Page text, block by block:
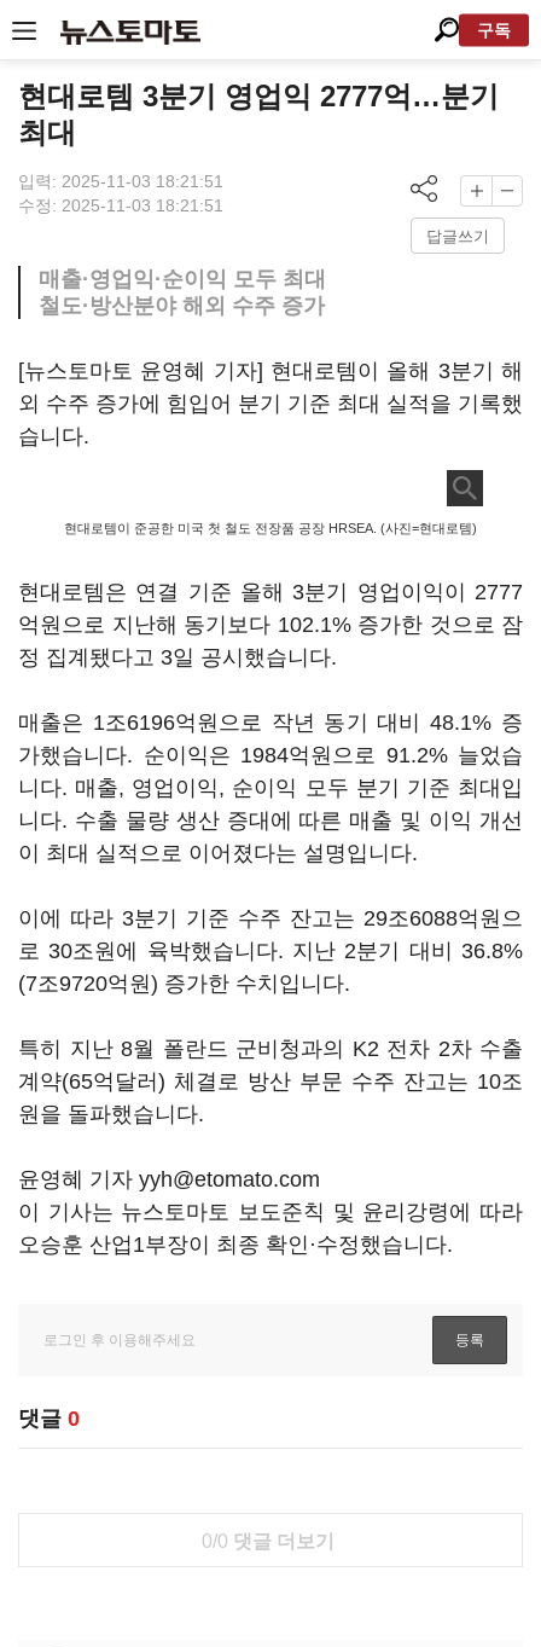
구독
현대로템 3분기 영업익 2777억…분기
최대
입력: 2025-11-03 18:21:51
수정: 2025-11-03 18:21:51
답글쓰기
매출·영업익·순이익 모두 최대
철도·방산분야 해외 수주 증가
[뉴스토마토 윤영혜 기자] 현대로템이 올해 3분기 해
외 수주 증가에 힘입어 분기 기준 최대 실적을 기록했
습니다.
현대로템이 준공한 미국 첫 철도 전장품 공장 HRSEA. (사진=현대로템)
현대로템은 연결 기준 올해 3분기 영업이익이 2777
억원으로 지난해 동기보다 102.1% 증가한 것으로 잠
정 집계됐다고 3일 공시했습니다.
매출은 1조6196억원으로 작년 동기 대비 48.1% 증
가했습니다. 순이익은 1984억원으로 91.2% 늘었습
니다. 매출, 영업이익, 순이익 모두 분기 기준 최대입
니다. 수출 물량 생산 증대에 따른 매출 및 이익 개선
이 최대 실적으로 이어졌다는 설명입니다.
이에 따라 3분기 기준 수주 잔고는 29조6088억원으
로 30조원에 육박했습니다. 지난 2분기 대비 36.8%
(7조9720억원) 증가한 수치입니다.
특히 지난 8월 폴란드 군비청과의 K2 전차 2차 수출
계약(65억달러) 체결로 방산 부문 수주 잔고는 10조
원을 돌파했습니다.
윤영혜 기자 yyh@etomato.com
이 기사는 뉴스토마토 보도준칙 및 윤리강령에 따라
오승훈 산업1부장이 최종 확인·수정했습니다.
댓글 0
0/0 댓글 더보기